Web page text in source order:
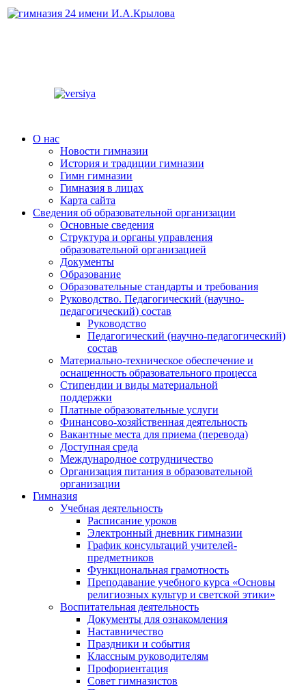
О нас
Новости гимназии
История и традиции гимназии
Гимн гимназии
Гимназия в лицах
Карта сайта
Сведения об образовательной организации
Основные сведения
Структура и органы управления
образовательной организацией
Документы
Образование
Образовательные стандарты и требования
Руководство. Педагогический (научно-
педагогический) состав
Руководство
Педагогический (научно-педагогический)
состав
Материально-техническое обеспечение и
оснащенность образовательного процесса
Стипендии и виды материальной
поддержки
Платные образовательные услуги
Финансово-хозяйственная деятельность
Вакантные места для приема (перевода)
Доступная среда
Международное сотрудничество
Организация питания в образовательной
организации
Гимназия
Учебная деятельность
Расписание уроков
Электронный дневник гимназии
График консультаций учителей-
предметников
Функциональная грамотность
Преподавание учебного курса «Основы
религиозных культур и светской этики»
Воспитательная деятельность
Документы для ознакомления
Наставничество
Праздники и события
Классным руководителям
Профориентация
Совет гимназистов